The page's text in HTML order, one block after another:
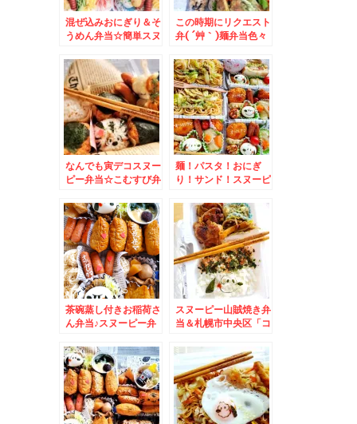
混ぜ込みおにぎり＆そ
うめん弁当☆簡単スヌ
この時期にリクエスト
弁( ´艸｀)麺弁当色々
なんでも寅デコスヌー
ピー弁当☆こむすび弁
麺！パスタ！おにぎ
り！サンド！スヌーピ
茶碗蒸し付きお稲荷さ
ん弁当♪スヌーピー弁
スヌーピー山賊焼き弁
当＆札幌市中央区「コ
ぐり」さんのちくわパ
ンとか♪